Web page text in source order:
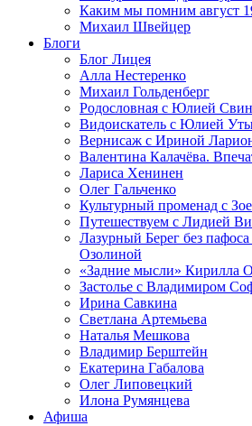
Каким мы помним август
Михаил Швейцер
Блоги
Блог Лицея
Алла Нестеренко
Михаил Гольденберг
Родословная с Юлией
Видоискатель с Юлией
Вернисаж с Ириной
Валентина Калачёва.
Лариса Хенинен
Олег Гальченко
Культурный променад с
Путешествуем с Лидией
Лазурный Берег без
Озолиной
«Задние мысли» Кирилла
Застолье с Владимиром
Ирина Савкина
Светлана Артемьева
Наталья Мешкова
Владимир Берштейн
Екатерина Габалова
Олег Липовецкий
Илона Румянцева
Афиша